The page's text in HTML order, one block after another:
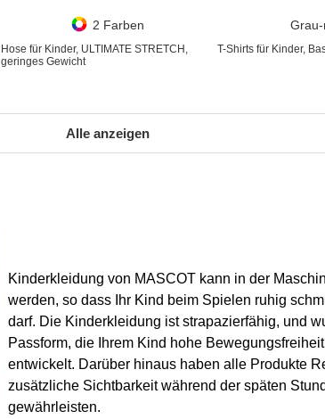
2 Farben
Hose für Kinder, ULTIMATE STRETCH,
geringes Gewicht
T-Shirts für Kinder,
Alle anzeigen
Kinderkleidung von MASCOT kann in der
werden, so dass Ihr Kind beim Spielen ruhig
darf. Die Kinderkleidung ist strapazierfähig, und
Passform, die Ihrem Kind hohe
entwickelt. Darüber hinaus haben alle Produkte
zusätzliche Sichtbarkeit während der späten
gewährleisten.